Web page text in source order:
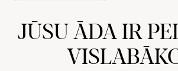
JŪSU ĀDA IR